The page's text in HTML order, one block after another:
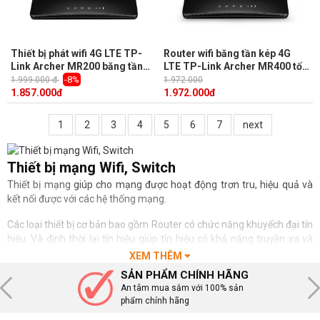
Thiết bị phát wifi 4G LTE TP-
Link Archer MR200 băng tần
kép, 2.4Ghz lên đến 300Mbps
và 433Mbps ở băng tần 5Ghz
1.999.000 đ -8%
1.857.000đ
Router wifi băng tần kép 4G
LTE TP-Link Archer MR400 tốc
độ 300 Mbps trên 2.4 GHz và
867 Mbps trên 5 GHz
1.972.000
1.972.000đ
1 2 3 4 5 6 7 next
Thiết bị mạng Wifi, Switch
Thiết bị mạng giúp cho mạng được hoạt động trơn tru, hiệu quả và
kết nối được với các hệ thống mạng.
Các loại thiết bị cơ bản bao gồm Router có chức năng khuyếch đại tín
hiệu. Và định thời lại tín hiệu giúp tín hiệu có khả năng truyền xa và
Hub được xem là một router có nhiều cổng cũng có chức năng tương
tự.
XEM THÊM
SẢN PHẨM CHÍNH HÃNG
An tâm mua sắm với 100% sản
phẩm chính hãng